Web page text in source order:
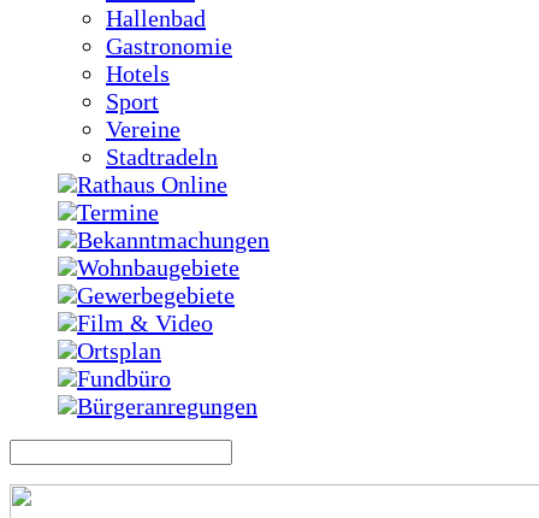
Hallenbad
Gastronomie
Hotels
Sport
Vereine
Stadtradeln
Rathaus Online
Termine
Bekanntmachungen
Wohnbaugebiete
Gewerbegebiete
Film & Video
Ortsplan
Fundbüro
Bürgeranregungen